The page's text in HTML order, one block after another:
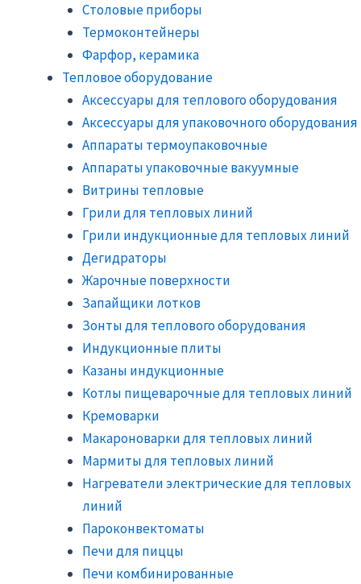
Столовые приборы
Термоконтейнеры
Фарфор, керамика
Тепловое оборудование
Аксессуары для теплового оборудования
Аксессуары для упаковочного оборудования
Аппараты термоупаковочные
Аппараты упаковочные вакуумные
Витрины тепловые
Грили для тепловых линий
Грили индукционные для тепловых линий
Дегидраторы
Жарочные поверхности
Запайщики лотков
Зонты для теплового оборудования
Индукционные плиты
Казаны индукционные
Котлы пищеварочные для тепловых линий
Кремоварки
Макароноварки для тепловых линий
Мармиты для тепловых линий
Нагреватели электрические для тепловых
линий
Пароконвектоматы
Печи для пиццы
Печи комбинированные